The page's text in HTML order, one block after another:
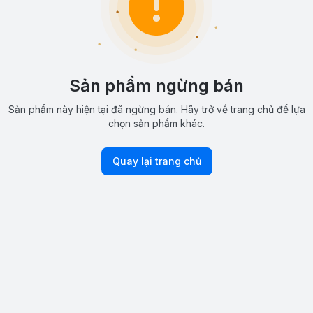
Sản phẩm ngừng bán
Sản phẩm này hiện tại đã ngừng bán. Hãy trở về trang chủ để lựa
chọn sản phẩm khác.
Quay lại trang chủ